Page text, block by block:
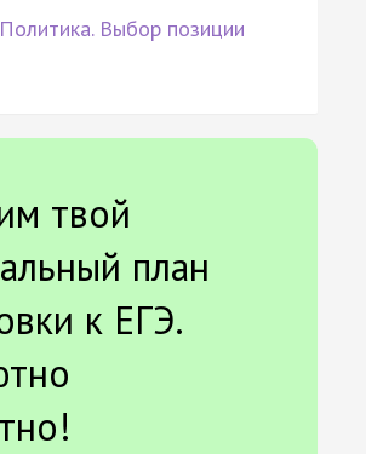
Выбор позиции
твой
план
к ЕГЭ.